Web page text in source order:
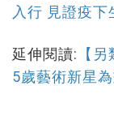
入行 見證疫
延伸閱讀: 【
5歲藝術新星